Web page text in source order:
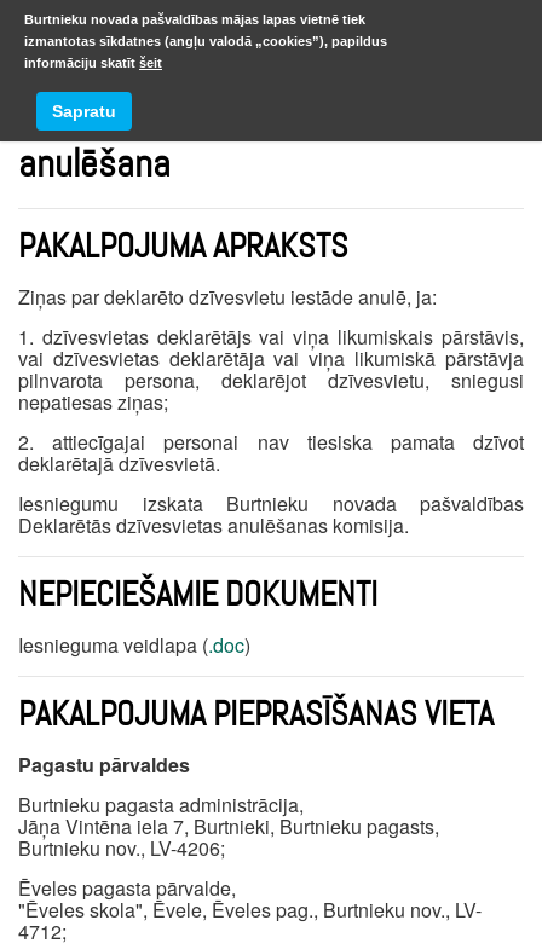
Deklarētās dzīvesvietas ziņu
anulēšana
PAKALPOJUMA APRAKSTS
Ziņas par deklarēto dzīvesvietu iestāde anulē, ja:
1. dzīvesvietas deklarētājs vai viņa likumiskais pārstāvis,
vai dzīvesvietas deklarētāja vai viņa likumiskā pārstāvja
pilnvarota persona, deklarējot dzīvesvietu, sniegusi
nepatiesas ziņas;
2. attiecīgajai personai nav tiesiska pamata dzīvot
deklarētajā dzīvesvietā.
Iesniegumu izskata Burtnieku novada pašvaldības
Deklarētās dzīvesvietas anulēšanas komisija.
NEPIECIEŠAMIE DOKUMENTI
Iesnieguma veidlapa (.doc)
PAKALPOJUMA PIEPRASĪŠANAS VIETA
Pagastu pārvaldes
Burtnieku pagasta administrācija,
Jāņa Vintēna iela 7, Burtnieki, Burtnieku pagasts,
Burtnieku nov., LV-4206;
Ēveles pagasta pārvalde,
"Ēveles skola", Ēvele, Ēveles pag., Burtnieku nov., LV-
4712;
Burtnieku novada pašvaldības mājas lapas vietnē tiek
izmantotas sīkdatnes (angļu valodā „cookies”), papildus
informāciju skatīt šeit
Sapratu